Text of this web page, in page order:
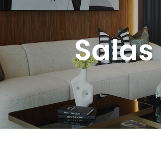
search or ESC to close
Salas